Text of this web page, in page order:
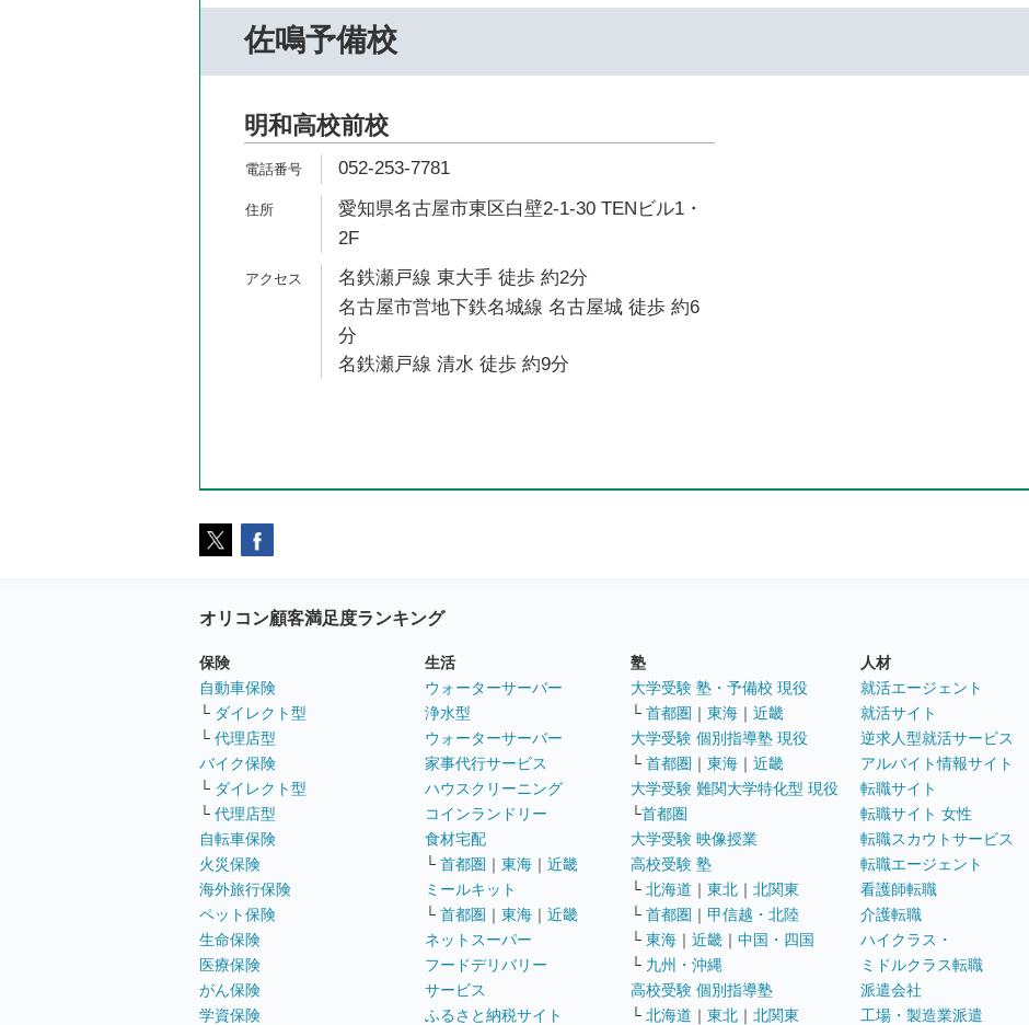
佐鳴予備校
明和高校前校
052-253-7781
愛知県名古屋市東区白壁2-1-30 TENビル1・
2F
名鉄瀬戸線 東大手 徒歩 約2分
名古屋市営地下鉄名城線 名古屋城 徒歩 約6
分
名鉄瀬戸線 清水 徒歩 約9分
オリコン顧客満足度ランキング
保険
自動車保険
└ ダイレクト型
└ 代理店型
バイク保険
└ ダイレクト型
└ 代理店型
自転車保険
火災保険
海外旅行保険
ペット保険
生命保険
医療保険
がん保険
学資保険
生活
ウォーターサーバー
浄水型
ウォーターサーバー
家事代行サービス
ハウスクリーニング
コインランドリー
食材宅配
└ 首都圏 ｜ 東海 ｜ 近畿
ミールキット
└ 首都圏 ｜ 東海 ｜ 近畿
ネットスーパー
フードデリバリー
サービス
ふるさと納税サイト
塾
大学受験 塾・予備校 現役
└ 首都圏 ｜ 東海 ｜ 近畿
大学受験 個別指導塾 現役
└ 首都圏 ｜ 東海 ｜ 近畿
大学受験 難関大学特化型 現役
└首都圏
大学受験 映像授業
高校受験 塾
└ 北海道 ｜ 東北 ｜ 北関東
└ 首都圏 ｜ 甲信越・北陸
└ 東海 ｜ 近畿 ｜ 中国・四国
└ 九州・沖縄
高校受験 個別指導塾
└ 北海道 ｜ 東北 ｜ 北関東
人材
就活エージェント
就活サイト
逆求人型就活サービス
アルバイト情報サイト
転職サイト
転職サイト 女性
転職スカウトサービス
転職エージェント
看護師転職
介護転職
ハイクラス・
ミドルクラス転職
派遣会社
工場・製造業派遣